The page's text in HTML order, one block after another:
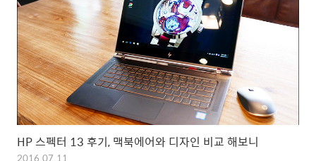
HP 스펙터 13 후기, 맥북에어와 디자인 비교 해보니
2016.07.11